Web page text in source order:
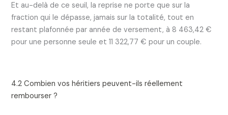
Et au-delà de ce seuil, la reprise ne porte que sur la
fraction qui le dépasse, jamais sur la totalité, tout en
restant plafonnée par année de versement, à 8 463,42 €
pour une personne seule et 11 322,77 € pour un couple.
4.2 Combien vos héritiers peuvent-ils réellement
rembourser ?